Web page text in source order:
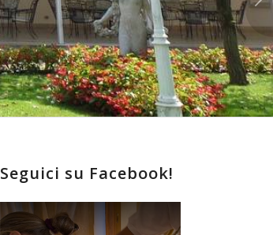
Seguici su Facebook!